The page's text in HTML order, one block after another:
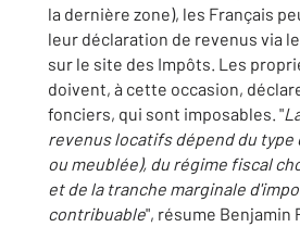
la dernière zone), les Français
leur déclaration de revenus via
sur le site des Impôts. Les
doivent, à cette occasion,
fonciers, qui sont imposables. "
revenuslocatifs dépend du type
ou meublée), du régime fiscal
et de la tranche marginale
contribuable", résume Benjamin